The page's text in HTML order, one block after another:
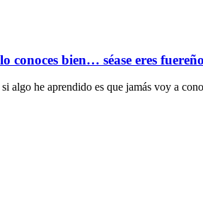
bien… séase eres
algo he aprendido es que jamás voy a